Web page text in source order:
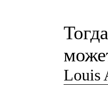
Louis